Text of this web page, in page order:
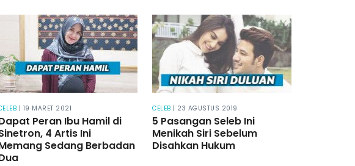
| 19 MARET 2021
Peran Ibu Hamil di
4 Artis Ini
Sedang Berbadan
CELEB | 23 AGUSTUS 2019
5 Pasangan Seleb Ini
Menikah Siri Sebelum
Disahkan Hukum